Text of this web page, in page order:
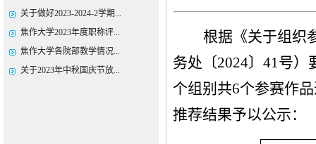
关于做好2023-2024-2学期...
焦作大学2023年度职称评...
焦作大学各院部教学情况...
关于2023年中秋国庆节放...
根据《关于组织
务处〔2024〕41号）
个组别共6个参赛作品
推荐结果予以公示：